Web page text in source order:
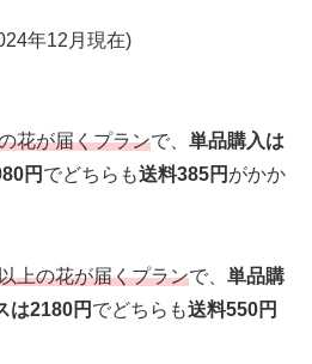
年12月現在)
花が届くプランで、 単品購入は
円 でどちらも送料385円 がかか
上の花が届くプランで、 単品購
は2180円 でどちらも送料550円